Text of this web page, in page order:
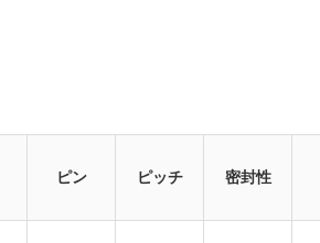
ピン ピッチ 密封性